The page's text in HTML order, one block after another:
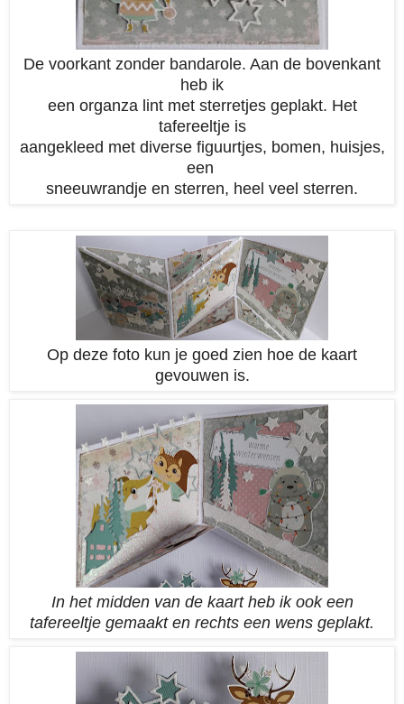
De voorkant zonder bandarole. Aan de bovenkant
heb ik
een organza lint met sterretjes geplakt. Het
tafereeltje is
aangekleed met diverse figuurtjes, bomen, huisjes,
een
sneeuwrandje en sterren, heel veel sterren.
Op deze foto kun je goed zien hoe de kaart
gevouwen is.
In het midden van de kaart heb ik ook een
tafereeltje gemaakt en rechts een wens geplakt.